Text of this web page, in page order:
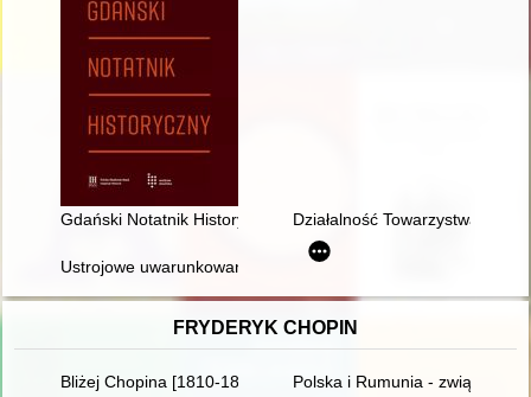
Gdański Notatnik Historyczny. T. 1 (2022)Działalność Towarzystwa
Ustrojowe uwarunkowania działalności archiwalnej w Polsce w
FRYDERYK CHOPIN
Bliżej Chopina [1810-1849]
Polska i Rumunia - związki